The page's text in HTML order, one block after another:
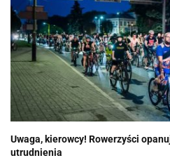
Uwaga, kierowcy! Rowerzyści
utrudnienia